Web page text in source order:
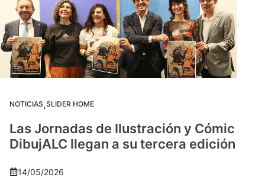
NOTICIAS,SLIDER HOME
Las Jornadas de Ilustración y Cómic
DibujALC llegan a su tercera edición
14/05/2026